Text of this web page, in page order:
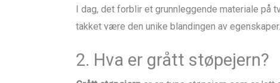
I dag, det forblir et grunnleggende materiale på
takket være den unike blandingen av egenskaper.
2. Hva er grått støpejern?